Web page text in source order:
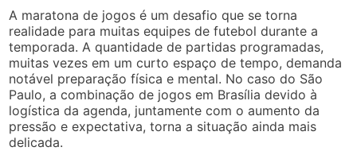
A maratona de jogos é um desafio que se torna
realidade para muitas equipes de futebol durante a
temporada. A quantidade de partidas programadas,
muitas vezes em um curto espaço de tempo, demanda
notável preparação física e mental. No caso do São
Paulo, a combinação de jogos em Brasília devido à
logística da agenda, juntamente com o aumento da
pressão e expectativa, torna a situação ainda mais
delicada.